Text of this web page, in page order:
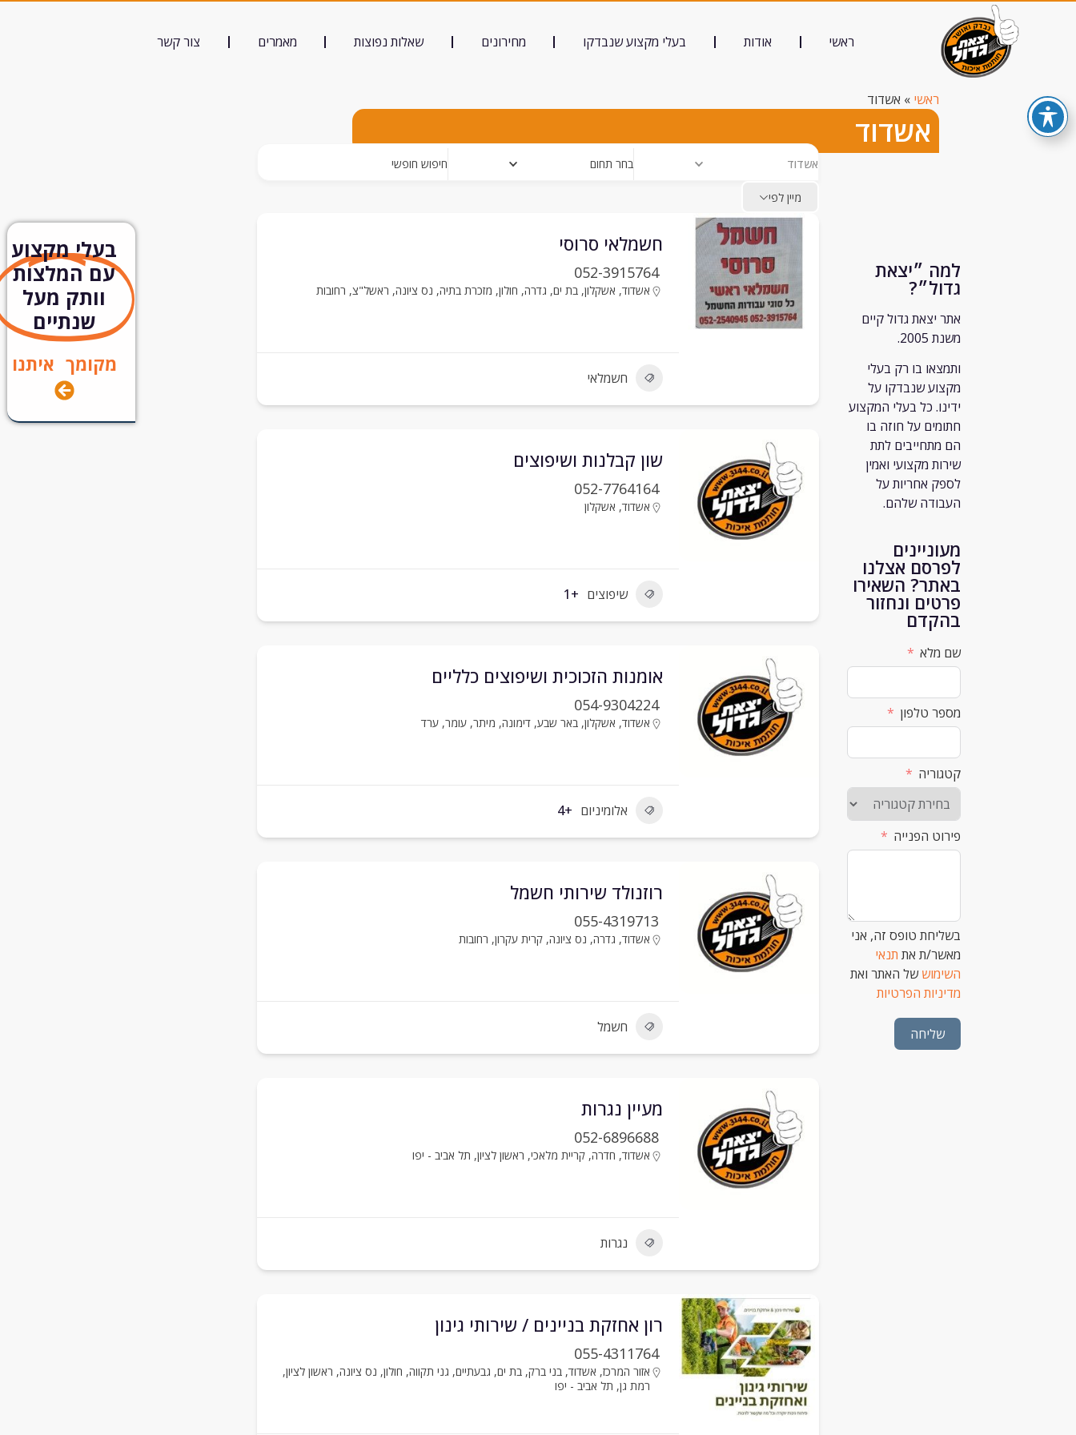
ראשי אודות בעלי מקצוע שנבדקו מחירונים שאלות נפוצות מאמרים צור קשר
ראשי » אשדוד
אשדוד
למה ״יצאת
גדול״?
אתר יצאת גדול קיים
משנת 2005.
ותמצאו בו רק בעלי
מקצוע שנבדקו על
ידינו. כל בעלי המקצוע
חתומים על חוזה בו
הם מתחייבים לתת
שירות מקצועי ואמין
לספק אחריות על
העבודה שלהם.
מעוניינים
לפרסם אצלנו
באתר? השאירו
פרטים ונחזור
בהקדם
שם מלא
מספר טלפון
קטגוריה
פירוט הפנייה
בשליחת טופס זה, אני
מאשר/ת את תנאי
השימוששל האתר ואת
מדיניות הפרטיות
שליחה
אשדוד בחר תחום חיפוש חופשי
מיין לפי
חשמלאי סרוסי
052-3915764
אשדוד, אשקלון,בת ים, גדרה, חולון, מזכרת בתיה, נס ציונה, ראשל"צ, רחובות
חשמלאי
שון קבלנות ושיפוצים
052-7764164
אשדוד, אשקלון
שיפוצים +1
אומנות הזכוכית ושיפוצים כלליים
054-9304224
אשדוד, אשקלון,באר שבע,דימונה, מיתר,עומר,ערד
אלומיניום +4
רוזנולד שירותי חשמל
055-4319713
אשדוד, גדרה, נס ציונה,קרית עקרון, רחובות
חשמל
מעיין נגרות
052-6896688
אשדוד, חדרה,קריית מלאכי, ראשון לציון, תל אביב - יפו
נגרות
רון אחזקת בניינים / שירותי גינון
055-4311764
אזור המרכז, אשדוד,בני ברק,בת ים, גבעתיים, גני תקווה, חולון, נס ציונה, ראשון לציון,
רמת גן, תל אביב - יפו
בעלי מקצוע
עם המלצות
וותק מעל
שנתיים
מקומך איתנו